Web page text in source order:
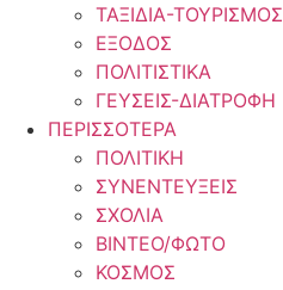
ΤΑΞΙΔΙΑ-ΤΟΥΡΙΣΜΟΣ
ΕΞΟΔΟΣ
ΠΟΛΙΤΙΣΤΙΚΑ
ΓΕΥΣΕΙΣ-ΔΙΑΤΡΟΦΗ
ΠΕΡΙΣΣΟΤΕΡΑ
ΠΟΛΙΤΙΚΗ
ΣΥΝΕΝΤΕΥΞΕΙΣ
ΣΧΟΛΙΑ
ΒΙΝΤΕΟ/ΦΩΤΟ
ΚΟΣΜΟΣ